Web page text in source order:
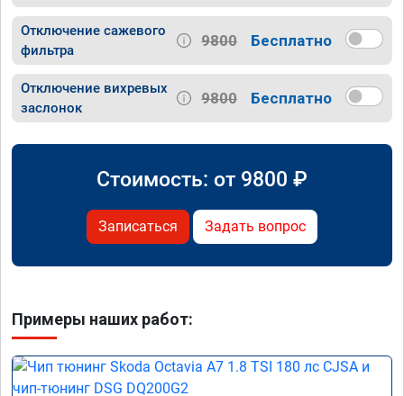
Отключение сажевого
фильтра
9800 Бесплатно
Отключение вихревых
заслонок
9800 Бесплатно
Стоимость: от 9800 ₽
Записаться Задать вопрос
Примеры наших работ: